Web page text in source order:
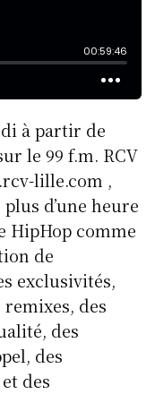
à partir de
le 99 f.m. RCV
lille.com ,
d’une heure
HipHop comme
de
exclusivités,
des
des
des
des